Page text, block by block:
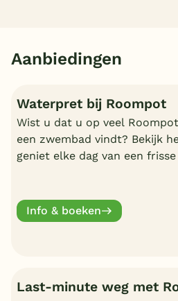
Aanbiedingen
Waterpret bij Roompot
Wist u dat u op veel
een zwembad vindt? Bekijk
geniet elke dag van een
Info & boeken
Last-minute weg met